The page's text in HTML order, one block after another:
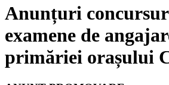
Anunțuri
examene de
primăriei orașului